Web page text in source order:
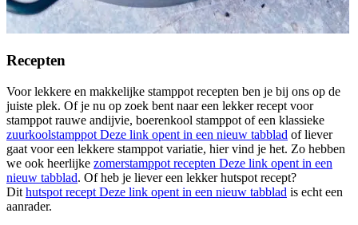
Recepten
Voor lekkere en makkelijke stamppot recepten ben je bij ons op de
juiste plek. Of je nu op zoek bent naar een lekker recept voor
stamppot rauwe andijvie, boerenkool stamppot of een klassieke
zuurkoolstamppot Deze link opent in een nieuw tabblad of liever
gaat voor een lekkere stamppot variatie, hier vind je het. Zo hebben
we ook heerlijke zomerstamppot recepten Deze link opent in een
nieuw tabblad. Of heb je liever een lekker hutspot recept?
Dit hutspot recept Deze link opent in een nieuw tabblad is echt een
aanrader.